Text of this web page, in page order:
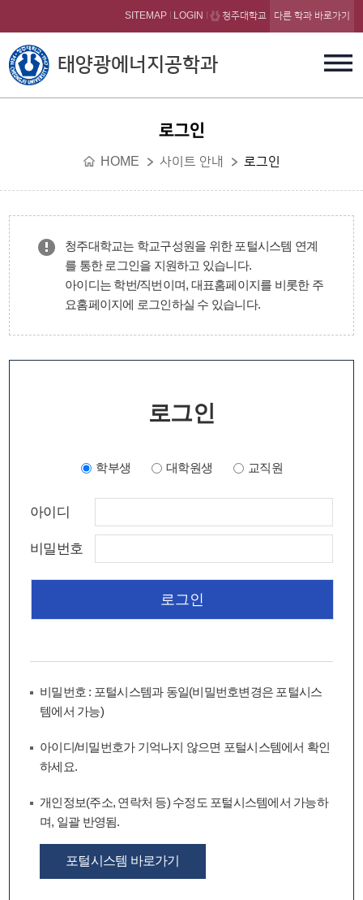
본문 바로가기
태양광에너지공학과
SITEMAP LOGIN 청주대학교 다른 학과 바로가기
로그인
HOME 사이트 안내 로그인
청주대학교는 학교구성원을 위한 포털시스템 연계
를 통한 로그인을 지원하고 있습니다.
아이디는 학번/직번이며, 대표홈페이지를 비롯한 주
요홈페이지에 로그인하실 수 있습니다.
로그인
학부생 대학원생 교직원
아이디
비밀번호
비밀번호 : 포털시스템과 동일(비밀번호변경은 포털시스
템에서 가능)
아이디/비밀번호가 기억나지 않으면 포털시스템에서 확인
하세요.
개인정보(주소, 연락처 등) 수정도 포털시스템에서 가능하
며, 일괄 반영됨.
포털시스템 바로가기